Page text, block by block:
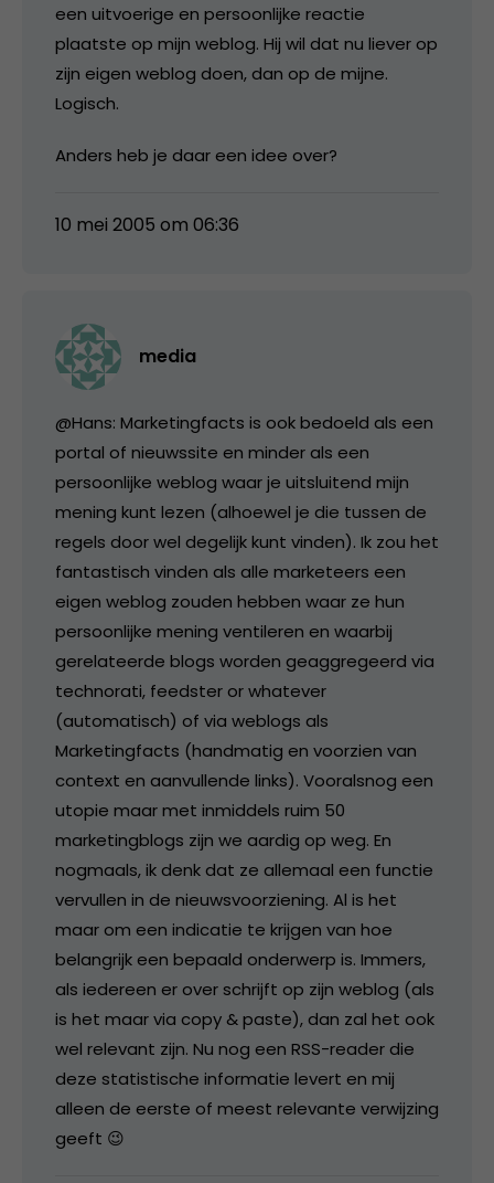
een uitvoerige en persoonlijke reactie
plaatste op mijn weblog. Hij wil dat nu liever op
zijn eigen weblog doen, dan op de mijne.
Logisch.
Anders heb je daar een idee over?
10 mei 2005 om 06:36
media
@Hans: Marketingfacts is ook bedoeld als een
portal of nieuwssite en minder als een
persoonlijke weblog waar je uitsluitend mijn
mening kunt lezen (alhoewel je die tussen de
regels door wel degelijk kunt vinden). Ik zou het
fantastisch vinden als alle marketeers een
eigen weblog zouden hebben waar ze hun
persoonlijke mening ventileren en waarbij
gerelateerde blogs worden geaggregeerd via
technorati, feedster or whatever
(automatisch) of via weblogs als
Marketingfacts (handmatig en voorzien van
context en aanvullende links). Vooralsnog een
utopie maar met inmiddels ruim 50
marketingblogs zijn we aardig op weg. En
nogmaals, ik denk dat ze allemaal een functie
vervullen in de nieuwsvoorziening. Al is het
maar om een indicatie te krijgen van hoe
belangrijk een bepaald onderwerp is. Immers,
als iedereen er over schrijft op zijn weblog (als
is het maar via copy & paste), dan zal het ook
wel relevant zijn. Nu nog een RSS-reader die
deze statistische informatie levert en mij
alleen de eerste of meest relevante verwijzing
geeft 😉